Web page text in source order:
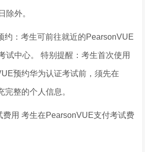
除外。
：考生可前往就近的PearsonVUE
试中心。 特别提醒：考生首次使用
预约华为认证考试前，须先在
完整的个人信息。
用 考生在PearsonVUE支付考试费